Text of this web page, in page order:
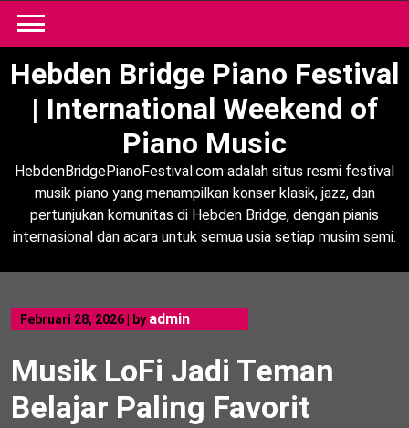
content
Hebden Bridge Piano Festival
| International Weekend of
Piano Music
HebdenBridgePianoFestival.com adalah situs resmi festival
musik piano yang menampilkan konser klasik, jazz, dan
pertunjukan komunitas di Hebden Bridge, dengan pianis
internasional dan acara untuk semua usia setiap musim semi.
Februari 28, 2026 by admin
Musik LoFi Jadi Teman
Belajar Paling Favorit